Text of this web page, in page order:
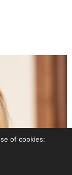
of cookies: